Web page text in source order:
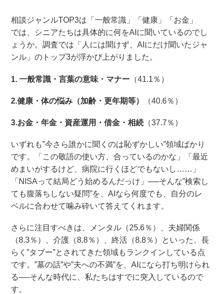
相談ジャンルTOP3は「一般常識」「健康」「お金」
では、シニアたちは具体的に何をAIに聞いているのでし
ょうか。調査では「人には聞けず、AIにだけ聞いたジャ
ンル」のトップ3が浮かび上がりました。
1. 一般常識・言葉の意味・マナー （41.1％）
2.健康・体の悩み（加齢・更年期等） （40.6％）
3.お金・年金・資産運用・借金・相続 （37.7％）
いずれも”今さら誰かに聞くのは恥ずかしい”領域ばかり
です。「この敬語の使い方、合っているのかな」「最近
めまいがするけど、病院に行くほどでもないし……」
「NISAって結局どう始めるんだっけ」──そんな”検索し
ても腹落ちしない疑問”を、AIなら何度でも、自分のレ
ベルに合わせて噛み砕いて答えてくれます。
さらに注目すべきは、メンタル（25.6％）、夫婦関係
（8.3％）、介護（8.8％）、終活（8.8％）といった、長
らく”タブー”とされてきた領域もランクインしている点
です。”墓の話”や”夫への不満”を、AIになら打ち明けられ
る──そんな時代に、私たちはすでに突入しているので
す。